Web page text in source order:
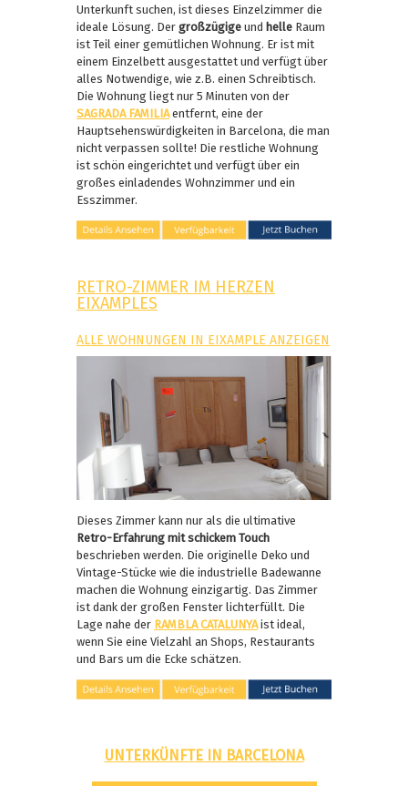
Unterkunft suchen, ist dieses Einzelzimmer die
ideale Lösung. Der großzügige und helle Raum
ist Teil einer gemütlichen Wohnung. Er ist mit
einem Einzelbett ausgestattet und verfügt über
alles Notwendige, wie z.B. einen Schreibtisch.
Die Wohnung liegt nur 5 Minuten von der
SAGRADA FAMILIAentfernt, eine der
Hauptsehenswürdigkeiten in Barcelona, die man
nicht verpassen sollte! Die restliche Wohnung
ist schön eingerichtet und verfügt über ein
großes einladendes Wohnzimmer und ein
Esszimmer.
RETRO-ZIMMER IM HERZEN
EIXAMPLES
ALLE WOHNUNGEN IN EIXAMPLE ANZEIGEN
Dieses Zimmer kann nur als die ultimative
Retro-Erfahrung mit schickem Touch
beschrieben werden. Die originelle Deko und
Vintage-Stücke wie die industrielle Badewanne
machen die Wohnung einzigartig. Das Zimmer
ist dank der großen Fenster lichterfüllt. Die
Lage nahe der RAMBLA CATALUNYAist ideal,
wenn Sie eine Vielzahl an Shops, Restaurants
und Bars um die Ecke schätzen.
UNTERKÜNFTE IN BARCELONA